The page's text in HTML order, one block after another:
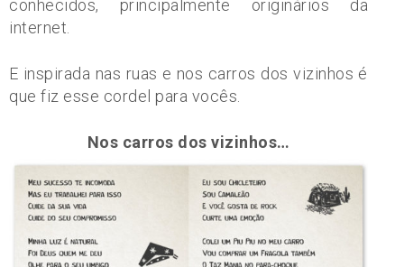
conhecidos, principalmente originários da
internet.
E inspirada nas ruas e nos carros dos vizinhos é
que fiz esse cordel para vocês.
Nos carros dos vizinhos…